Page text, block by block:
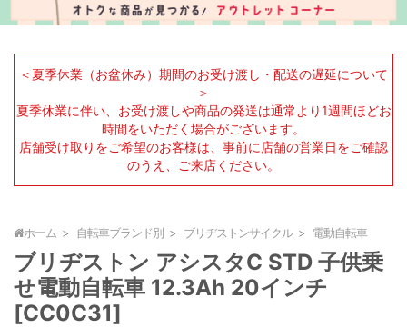
＜夏季休業（お盆休み）期間のお受け渡し・配送の遅延について
＞
夏季休業に伴い、お受け渡しや商品の発送は通常より1週間ほどお
時間をいただく場合がございます。
店舗受け取りをご希望のお客様は、事前に店舗の営業日をご確認
のうえ、ご来店ください。
ホーム 自転車ブランド別 ブリヂストンサイクル 電動自転車
ブリヂストン アシスタC STD 子供乗
せ電動自転車 12.3Ah 20インチ
[CC0C31]